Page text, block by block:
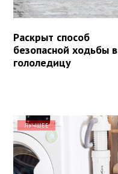
Раскрыт способ
безопасной ходьбы в
гололедицу
ЛУЧШЕЕ